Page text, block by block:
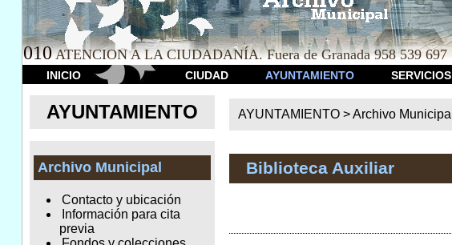
010 ATENCION A LA CIUDADANÍA. Fuera de Granada 958 539 697
INICIO CIUDAD AYUNTAMIENTO SERVICIOS
AYUNTAMIENTO
Archivo Municipal
Contacto y ubicación
Información para cita
previa
AYUNTAMIENTO >Archivo Municipal
Biblioteca Auxiliar